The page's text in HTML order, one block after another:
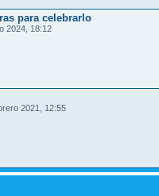
para celebrarlo
2024, 18:12
2021, 12:55